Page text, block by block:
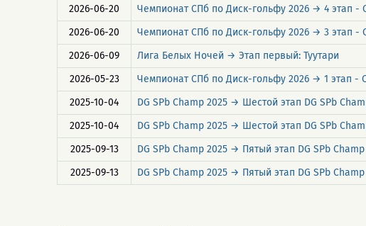
2026-06-20
Чемпионат СПб по Диск-гольфу 2026 → 4 этап -
2026-06-20
Чемпионат СПб по Диск-гольфу 2026 → 3 этап -
2026-06-09
Лига Белых Ночей → Этап первый: Туутари
2026-05-23
Чемпионат СПб по Диск-гольфу 2026 → 1 этап -
2025-10-04
DG SPb Champ 2025 → Шестой этап DG SPb
2025-10-04
DG SPb Champ 2025 → Шестой этап DG SPb
2025-09-13
DG SPb Champ 2025 → Пятый этап DG SPb
2025-09-13
DG SPb Champ 2025 → Пятый этап DG SPb